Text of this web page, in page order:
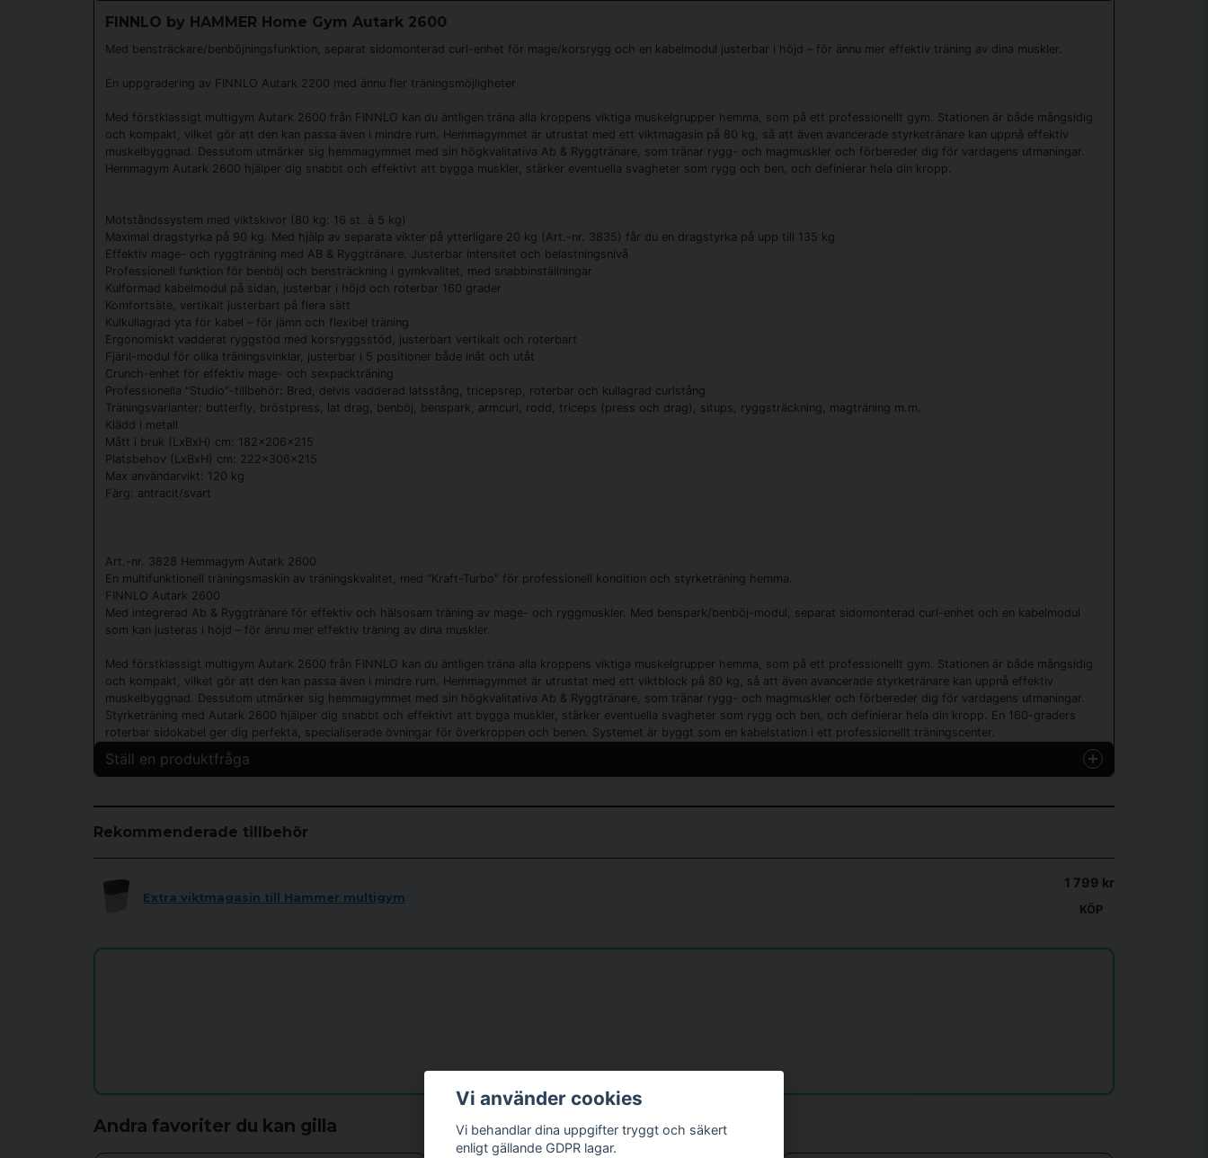
FINNLO by HAMMER Home Gym Autark 2600
Med bensträckare/benböjningsfunktion, separat sidomonterad curl-enhet för mage/korsrygg och en kabelmodul justerbar i höjd – för ännu mer effektiv träning av dina muskler.
En uppgradering av FINNLO Autark 2200 med ännu fler träningsmöjligheter
Med förstklassigt multigym Autark 2600 från FINNLO kan du äntligen träna alla kroppens viktiga muskelgrupper hemma, som på ett professionellt gym. Stationen är både mångsidig
och kompakt, vilket gör att den kan passa även i mindre rum. Hemmagymmet är utrustat med ett viktmagasin på 80 kg, så att även avancerade styrketränare kan uppnå effektiv
muskelbyggnad. Dessutom utmärker sig hemmagymmet med sin högkvalitativa Ab & Ryggtränare, som tränar rygg- och magmuskler och förbereder dig för vardagens utmaningar.
Hemmagym Autark 2600 hjälper dig snabbt och effektivt att bygga muskler, stärker eventuella svagheter som rygg och ben, och definierar hela din kropp.
Motståndssystem med viktskivor (80 kg: 16 st. à 5 kg)
Maximal dragstyrka på 90 kg. Med hjälp av separata vikter på ytterligare 20 kg (Art.-nr. 3835) får du en dragstyrka på upp till 135 kg
Effektiv mage- och ryggträning med AB & Ryggtränare. Justerbar intensitet och belastningsnivå
Professionell funktion för benböj och bensträckning i gymkvalitet, med snabbinställningar
Kulformad kabelmodul på sidan, justerbar i höjd och roterbar 160 grader
Komfortsäte, vertikalt justerbart på flera sätt
Kulkullagrad yta för kabel – för jämn och flexibel träning
Ergonomiskt vadderat ryggstöd med korsryggsstöd, justerbart vertikalt och roterbart
Fjäril-modul för olika träningsvinklar, justerbar i 5 positioner både inåt och utåt
Crunch-enhet för effektiv mage- och sexpackträning
Professionella "Studio"-tillbehör: Bred, delvis vadderad latsstång, tricepsrep, roterbar och kullagrad curlstång
Träningsvarianter: butterfly, bröstpress, lat drag, benböj, benspark, armcurl, rodd, triceps (press och drag), situps, ryggsträckning, magträning m.m.
Klädd i metall
Mått i bruk (LxBxH) cm: 182x206x215
Platsbehov (LxBxH) cm: 222x306x215
Max användarvikt: 120 kg
Färg: antracit/svart
Art.-nr. 3828 Hemmagym Autark 2600
En multifunktionell träningsmaskin av träningskvalitet, med "Kraft-Turbo" för professionell kondition och styrketräning hemma.
FINNLO Autark 2600
Med integrerad Ab & Ryggtränare för effektiv och hälsosam träning av mage- och ryggmuskler. Med benspark/benböj-modul, separat sidomonterad curl-enhet och en kabelmodul
som kan justeras i höjd – för ännu mer effektiv träning av dina muskler.
Med förstklassigt multigym Autark 2600 från FINNLO kan du äntligen träna alla kroppens viktiga muskelgrupper hemma, som på ett professionellt gym. Stationen är både mångsidig
och kompakt, vilket gör att den kan passa även i mindre rum. Hemmagymmet är utrustat med ett viktblock på 80 kg, så att även avancerade styrketränare kan uppnå effektiv
muskelbyggnad. Dessutom utmärker sig hemmagymmet med sin högkvalitativa Ab & Ryggtränare, som tränar rygg- och magmuskler och förbereder dig för vardagens utmaningar.
Styrketräning med Autark 2600 hjälper dig snabbt och effektivt att bygga muskler, stärker eventuella svagheter som rygg och ben, och definierar hela din kropp. En 160-graders
roterbar sidokabel ger dig perfekta, specialiserade övningar för överkroppen och benen. Systemet är byggt som en kabelstation i ett professionellt träningscenter.
Ställ en produktfråga
Fråga oss något om denna produkten...
nameNamn
Skicka fråga
Rekommenderade tillbehör
Extra viktmagasin till Hammer multigym
1 799 kr
KÖP
Andra favoriter du kan gilla
Vi använder cookies
Vi behandlar dina uppgifter tryggt och säkert
enligt gällande GDPR lagar.